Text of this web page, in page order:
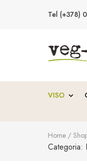
Tel (+378)
VISO
Home /
Categoria: